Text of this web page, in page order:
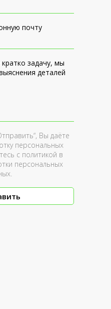
почту
задачу, мы
деталей
Вы даёте
персональных
c политикой в
персональных
.